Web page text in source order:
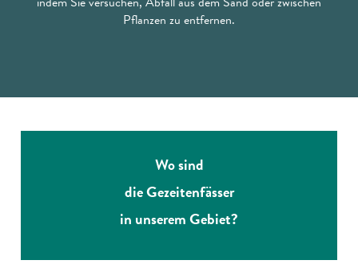
Pflanzen zu entfernen.
Wo sind
die Gezeitenfässer
in unserem Gebiet?